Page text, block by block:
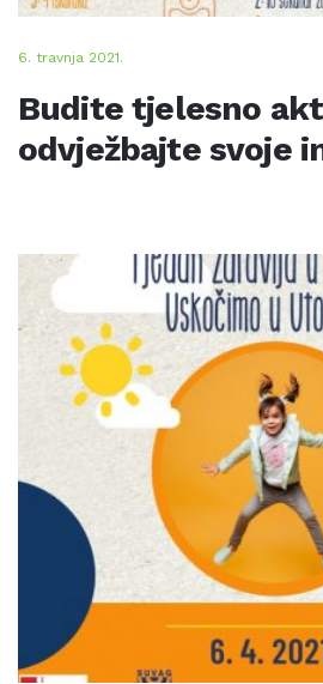
6. travnja 2021.
Budite tjelesno
odvježbajte svoje